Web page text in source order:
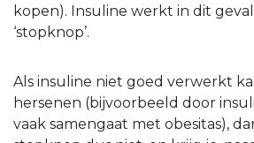
kopen). Insuline werkt in dit
‘stopknop’.
Als insuline niet goed verwerkt
hersenen (bijvoorbeeld door
vaak samengaat met obesitas),